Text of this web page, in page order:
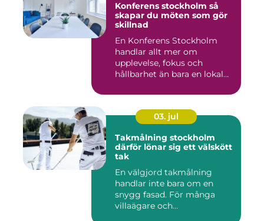
Konferens stockholm så
skapar du möten som gör
skillnad
En Konferens Stockholm
handlar allt mer om
upplevelse, fokus och
hållbarhet än bara en lokal
03. jul
Takmålning stockholm
därför lönar sig ett välskött
tak
En välgjord takmålning
handlar inte bara om en
snygg fasad. För många
villaägare och